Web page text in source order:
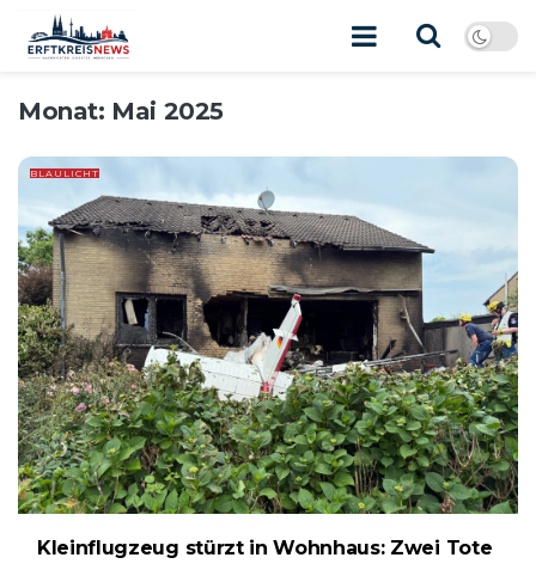
Monat: Mai 2025
BLAULICHT
Kleinflugzeug stürzt in Wohnhaus: Zwei Tote